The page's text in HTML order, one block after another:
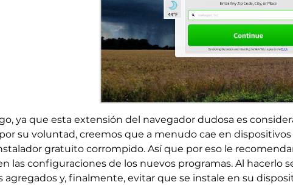
ya que esta extensión del navegador dudosa es
su voluntad, creemos que a menudo cae en
gratuito corrompido. Así que por eso le
las configuraciones de los nuevos programas. Al hacerlo
agregados y, finalmente, evitar que se instale en su